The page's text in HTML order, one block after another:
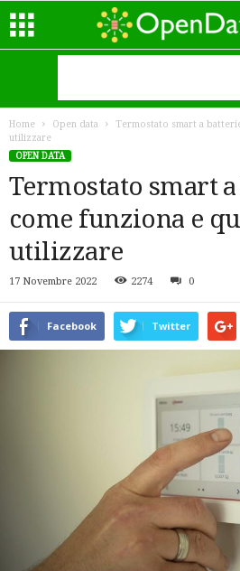
Home Open data
Termostato smart a
utilizzare
OPEN DATA
Termostato smart
come funziona e
utilizzare
17 Novembre 2022 2274 0
Facebook Twitter